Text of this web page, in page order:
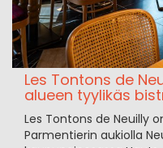
Les Tontons de
alueen tyylikäs
Les Tontons de Neuilly
Parmentierin aukiolla